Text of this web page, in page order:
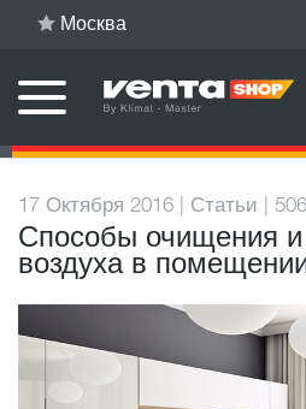
Москва
17 Октября 2016 | Статьи |
Способы очищения
воздуха в